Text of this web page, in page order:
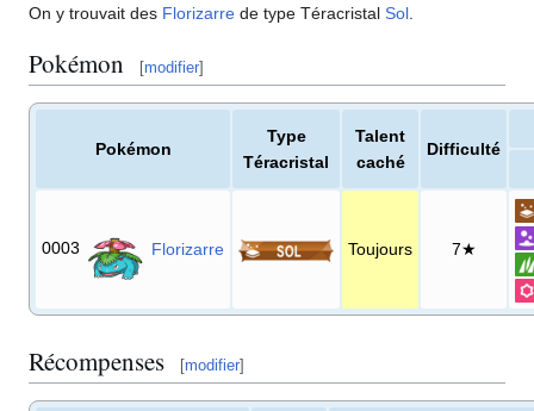
On y trouvait des Florizarre de type Téracristal Sol
Pokémon [modifier]
Pokémon
Type
Téracristal
Talent
caché
Difficulté
0003 Florizarre Toujours 7★
Récompenses [modifier]